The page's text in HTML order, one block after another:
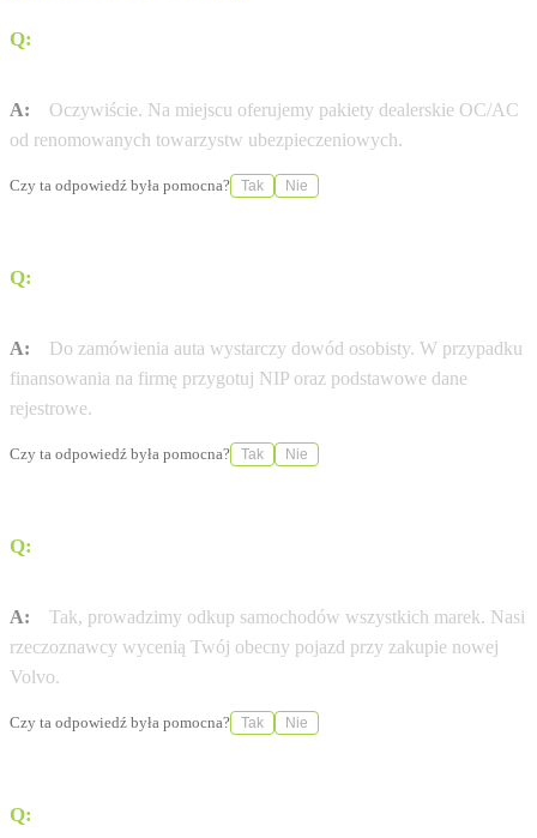
Q:
A:
Oczywiście. Na miejscu oferujemy pakiety dealerskie OC/AC
od renomowanych towarzystw ubezpieczeniowych.
Czy ta odpowiedź była pomocna? Tak Nie
Q:
A:
Do zamówienia auta wystarczy dowód osobisty. W przypadku
finansowania na firmę przygotuj NIP oraz podstawowe dane
rejestrowe.
Czy ta odpowiedź była pomocna? Tak Nie
Q:
A:
Tak, prowadzimy odkup samochodów wszystkich marek. Nasi
rzeczoznawcy wycenią Twój obecny pojazd przy zakupie nowej
Volvo.
Czy ta odpowiedź była pomocna? Tak Nie
Q: